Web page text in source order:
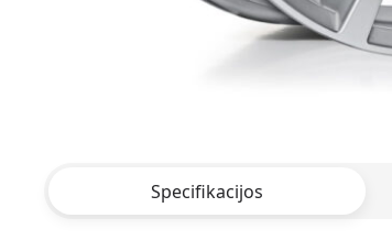
Specifikacijos